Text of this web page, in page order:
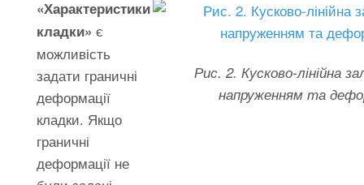
«Характеристики
кладки» є
можливість
задати граничні
деформації
кладки. Якщо
граничні
деформації не
Рис. 2. Кусково-лінійна
напруженням та